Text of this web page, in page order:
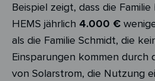
Beispiel zeigt, dass die
HEMS jährlich 4.000 €
als die Familie Schmidt, die
Einsparungen kommen durch
von Solarstrom, die Nutzung